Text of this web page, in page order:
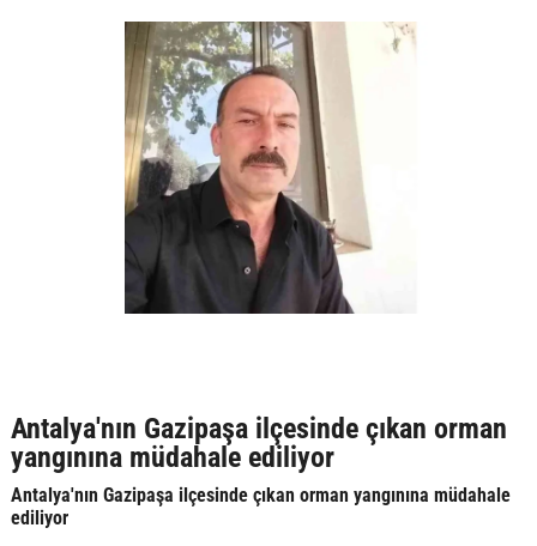
Antalya'nın Gazipaşa ilçesinde çıkan orman
yangınına müdahale ediliyor
Antalya'nın Gazipaşa ilçesinde çıkan orman yangınına müdahale
ediliyor